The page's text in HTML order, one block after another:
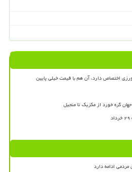
گره خورد از مکزیک تا منجیل
مردمی ادامه دارد